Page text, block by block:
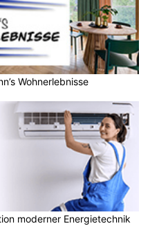
Wohnerlebnisse
moderner Energietechnik